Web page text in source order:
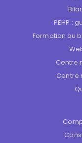
PEHP :
Formation au
Centre
Centre